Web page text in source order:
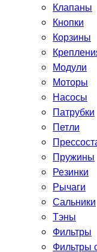
Клапаны
Кнопки
Корзины
Модули
Моторы
Насосы
Патрубки
Петли
Пружины
Резинки
Рычаги
Сальники
Тэны
Фильтры
Фильтры